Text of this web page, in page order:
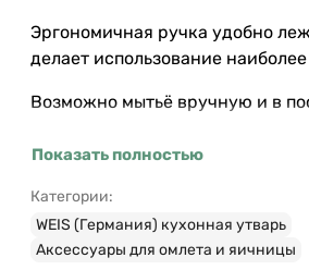
Эргономичная ручка удобно
делает использование
Возможно мытьё вручную и в
Показать полностью
Категории:
WEIS (Германия) кухонная утварь
Аксессуары для омлета и яичницы